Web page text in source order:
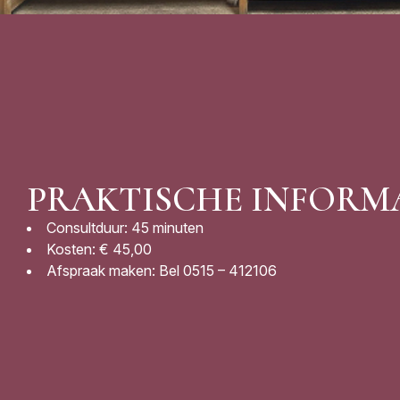
PRAKTISCHE
Consultduur: 45 minuten
Kosten: € 45,00
Afspraak maken: Bel 0515 – 412106